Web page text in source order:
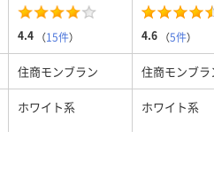
4.4 （15件） 4.6 （5件）
住商モンブラン 住商モンブラ
ホワイト系 ホワイト系